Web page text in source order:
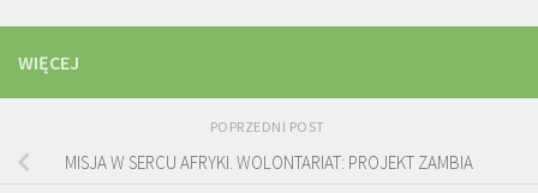
WIĘCEJ
POPRZEDNI POST
MISJA W SERCU AFRYKI. WOLONTARIAT: PROJEKT ZAMBIA